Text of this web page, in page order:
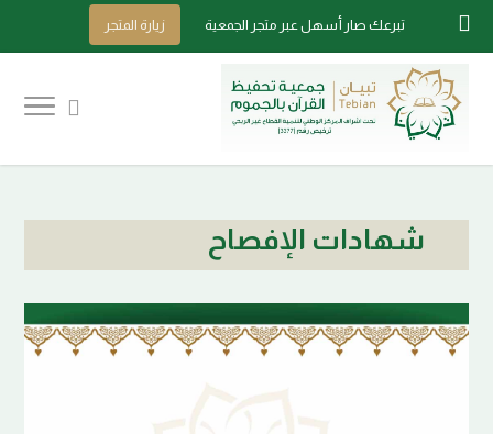
تبرعك صار أسهل عبر متجر الجمعية زيارة المتجر 10/08/2026 مرحبا بك 0538238880
شهادات الإفصاح